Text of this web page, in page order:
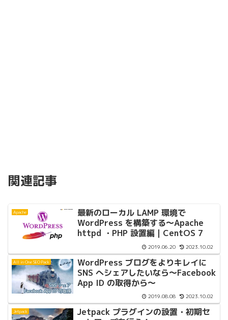
関連記事
Apache
最新のローカル LAMP 環境で
WordPress を構築する〜Apache
httpd ・PHP 設置編｜CentOS 7
2019.06.20 2023.10.02
All in One SEO Pack
WordPress ブログをよりキレイに
SNS へシェアしたいなら〜Facebook
App ID の取得から〜
2019.08.08 2023.10.02
Jetpack
Jetpack プラグインの設置・初期セ